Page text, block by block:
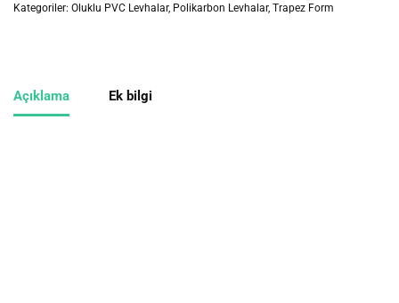
Kategoriler: Oluklu PVC Levhalar, Polikarbon Levhalar, Trapez Form
Açıklama Ek bilgi